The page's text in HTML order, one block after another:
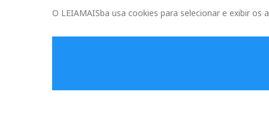
O LEIAMAISba usa cookies para selecionar e exibir os